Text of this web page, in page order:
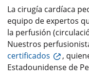
La cirugía cardíaca
equipo de expertos
la perfusión
Nuestros
certificados
,
Estadounidense de